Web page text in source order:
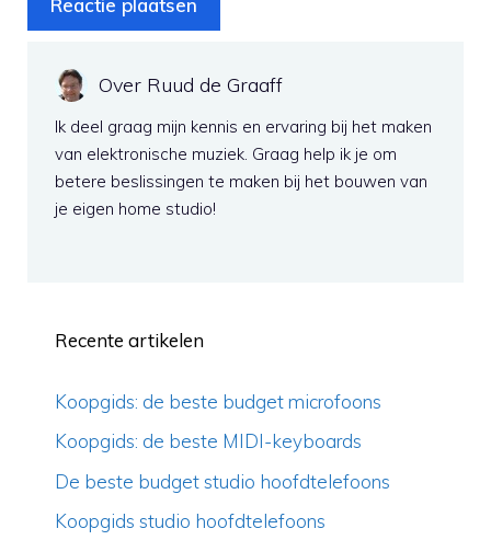
Over Ruud de Graaff
Ik deel graag mijn kennis en ervaring bij het maken
van elektronische muziek. Graag help ik je om
betere beslissingen te maken bij het bouwen van
je eigen home studio!
Recente artikelen
Koopgids: de beste budget microfoons
Koopgids: de beste MIDI-keyboards
De beste budget studio hoofdtelefoons
Koopgids studio hoofdtelefoons